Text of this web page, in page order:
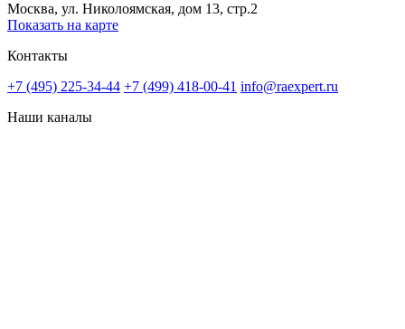
Москва, ул. Николоямская, дом 13, стр.2
Показать на карте
Контакты
+7 (495) 225-34-44 +7 (499) 418-00-41 info@raexpert.ru
Наши каналы